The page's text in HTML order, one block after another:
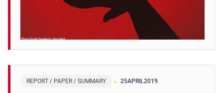
REPORT / PAPER / SUMMARY 25APRIL2019